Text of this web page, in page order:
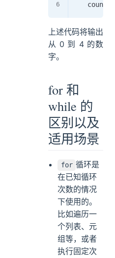
    count
上述代码将输出
从 0 到 4 的数
字。
for 和
while 的
区别以及
适用场景
for 循环是
在已知循环
次数的情况
下使用的。
比如遍历一
个列表、元
组等，或者
执行固定次